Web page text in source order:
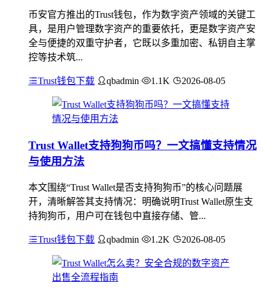
币安官方推出的Trust钱包，作为数字资产领域的关键工
具，是用户管理数字资产的重要依托，更是数字资产安
全与便捷的双重守护者，它既以多重加密、私钥自主掌
控等技术筑...
Trust钱包下载 qbadmin 1.1K 2026-08-05
Trust Wallet支持狗狗币吗？一文搞懂支持情况
与使用方法
本文围绕“Trust Wallet是否支持狗狗币”的核心问题展
开，清晰解答其支持情况：明确说明Trust Wallet原生支
持狗狗币，用户可在钱包中直接存储、管...
Trust钱包下载 qbadmin 1.2K 2026-08-05